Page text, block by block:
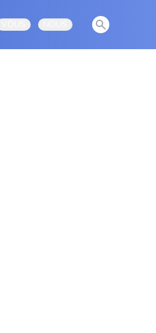
Open user menuOpen user menu
View